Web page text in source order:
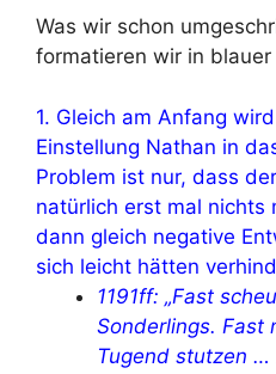
Was wir schon
formatieren wir in blauer
1. Gleich am Anfang
Einstellung Nathan in
Problem ist nur, dass
natürlich erst mal nichts
dann gleich negative
sich leicht hätten
1191ff: „Fast
Sonderlings. Fast
Tugend stutzen …